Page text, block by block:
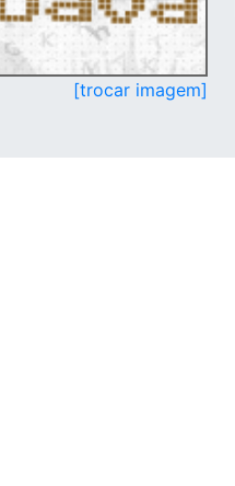
[trocar imagem]